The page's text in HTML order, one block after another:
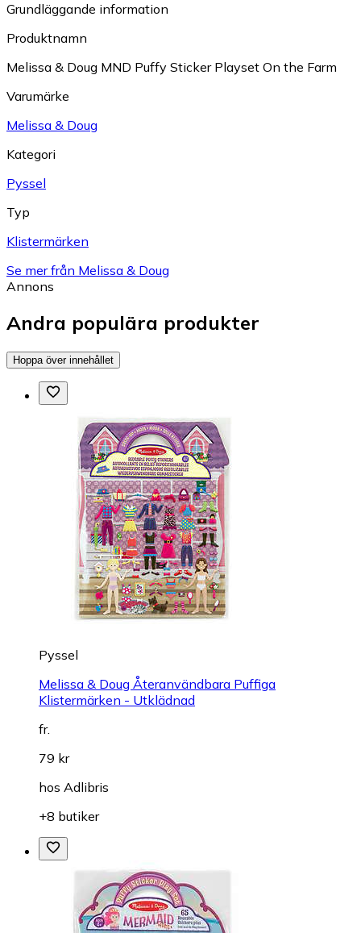
Grundläggande information
Produktnamn
Melissa & Doug MND Puffy Sticker Playset On the Farm
Varumärke
Melissa & Doug
Kategori
Pyssel
Typ
Klistermärken
Se mer från Melissa & Doug
Annons
Andra populära produkter
Hoppa över innehållet
Pyssel
Melissa & Doug Återanvändbara Puffiga
Klistermärken - Utklädnad
fr.
79 kr
hos Adlibris
+8 butiker